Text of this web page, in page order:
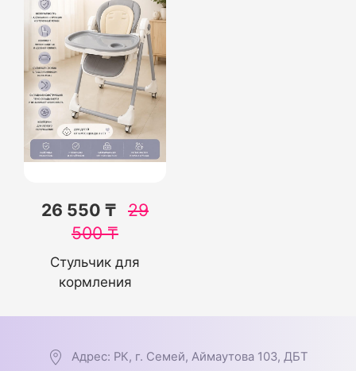
26 550 ₸ 29
500₸
Стульчик для
кормления
Адрес: РК, г. Семей, Аймаутова 103, ДБТ